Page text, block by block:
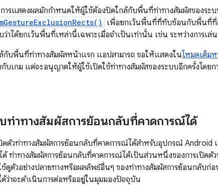
รแสดงผลมักกำหนดให้ผู้ใช้ต้องปัดใกล้กับพื้นที่ท่าทางสัมผัสของระ
เพื่อยกเว้นพื้นที่ที่ทับซ้อนกับพื้นที่ที่
าได้ยกเว้นพื้นที่เหล่านี้เฉพาะเมื่อจำเป็นเท่านั้น เช่น ระหว่างการเล่
กับพื้นที่ท่าทางสัมผัสหน้าแรก แอปสามารถ ขอให้แสดงในโหมดเต็ม
เกม แต่จะอนุญาตให้ผู้ใช้เปิดใช้ท่าทางสัมผัสของระบบอีกครั้งโดยก
ท่าทางสัมผัสการย้อนกลับที่คาดการณ์ได้
ดตัวท่าทางสัมผัสการย้อนกลับที่คาดการณ์ได้สำหรับอุปกรณ์ Android
าทางสัมผัสการย้อนกลับที่คาดการณ์ได้เป็นส่วนหนึ่งของการเปิดตัว
ดูตัวอย่างปลายทางหรือผลลัพธ์อื่นๆ ของท่าทางสัมผัสการย้อนกลับก่
ว่าจะดำเนินการต่อหรืออยู่ในมุมมองปัจจุบัน